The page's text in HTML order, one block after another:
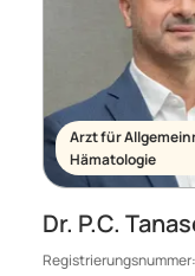
Arzt für
Hämatologie
Dr. P.C.
Registrierungsnummer: